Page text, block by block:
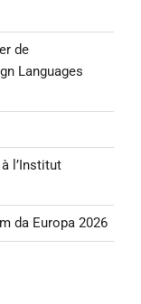
de
Languages
l’Institut
da Europa 2026